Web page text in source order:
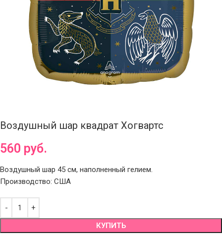
Воздушный шар квадрат Хогвартс
560 руб.
Воздушный шар 45 см, наполненный гелием.
Производство: США
КУПИТЬ